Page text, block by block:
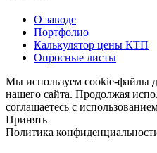
О заводе
Портфолио
Калькулятор цены КТП
Опросные листы
Мы используем cookie-файлы
нашего сайта. Продолжая
соглашаетесь с
Принять
Политика